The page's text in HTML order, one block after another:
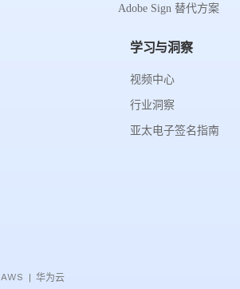
Adobe Sign 替代方案
学习与洞察
视频中心
行业洞察
亚太电子签名指南
AWS 华为云